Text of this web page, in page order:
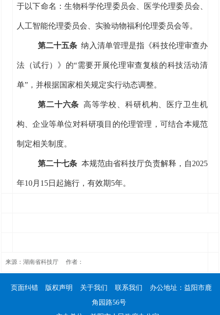
于以下命名：生物科学伦理委员会、医学伦理委员会、
人工智能伦理委员会 实验动物福利伦理委员会等。
第二十五条 纳入清单管理是指 《科技伦理审查办
法（试行） 》 的“需要开展伦理审查复核的科技活动清
单” ，并根据国家相关规定实行动态调整。
第二十六条 高等学校、科研机构、医疗卫生机
构、企业等单位对科研项目的伦理管理，可结合本规范
制定相关制度。
第二十七条 本规范由省科技厅负责解释，自2025
年10月 15日起施行 ，有效期5年。
来源：湖南省科技厅 作者：
页面纠错 版权声明 关于我们 联系我们
办公地址：益阳市鹿
角园路56号